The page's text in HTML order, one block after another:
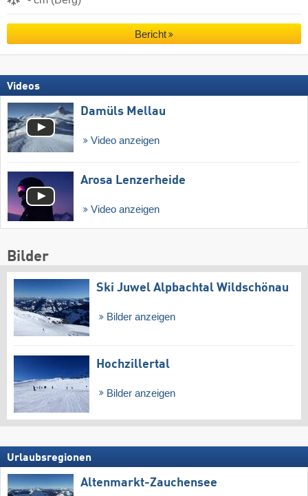
Bericht
Videos
Damüls Mellau
Video anzeigen
Arosa Lenzerheide
Video anzeigen
Bilder
Ski Juwel Alpbachtal Wildschönau
Bilder anzeigen
Hochzillertal
Bilder anzeigen
Urlaubsregionen
Altenmarkt-Zauchensee